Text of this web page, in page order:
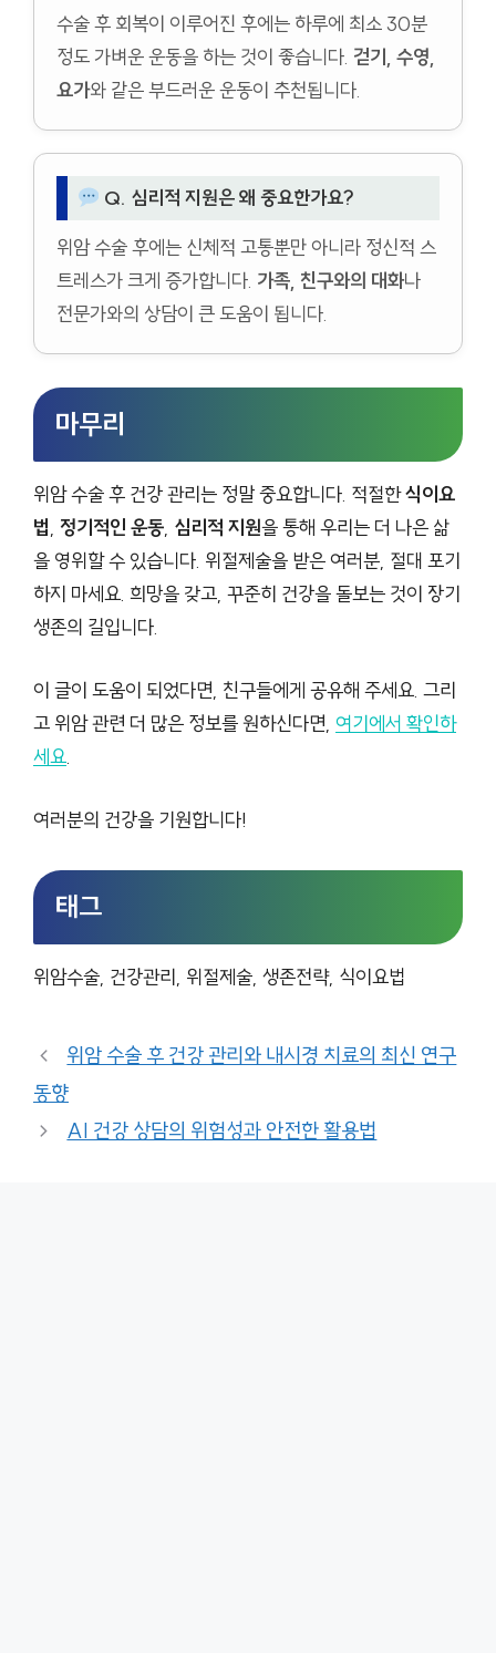
수술 후 회복이 이루어진 후에는 하루에 최소 30분
정도 가벼운 운동을 하는 것이 좋습니다. 걷기, 수영,
요가와 같은 부드러운 운동이 추천됩니다.
Q. 심리적 지원은 왜 중요한가요?
위암 수술 후에는 신체적 고통뿐만 아니라 정신적 스
트레스가 크게 증가합니다. 가족, 친구와의 대화나
전문가와의 상담이 큰 도움이 됩니다.
마무리
위암 수술 후 건강 관리는 정말 중요합니다. 적절한식이요
법, 정기적인 운동, 심리적 지원을 통해 우리는 더 나은 삶
을 영위할 수 있습니다. 위절제술을 받은 여러분, 절대 포기
하지 마세요. 희망을 갖고, 꾸준히 건강을 돌보는 것이 장기
생존의 길입니다.
이 글이 도움이 되었다면, 친구들에게 공유해 주세요. 그리
고 위암 관련 더 많은 정보를 원하신다면, 여기에서 확인하
세요.
여러분의 건강을 기원합니다!
태그
위암수술, 건강관리, 위절제술, 생존전략, 식이요법
위암 수술 후 건강 관리와 내시경 치료의 최신 연구
동향
AI 건강 상담의 위험성과 안전한 활용법